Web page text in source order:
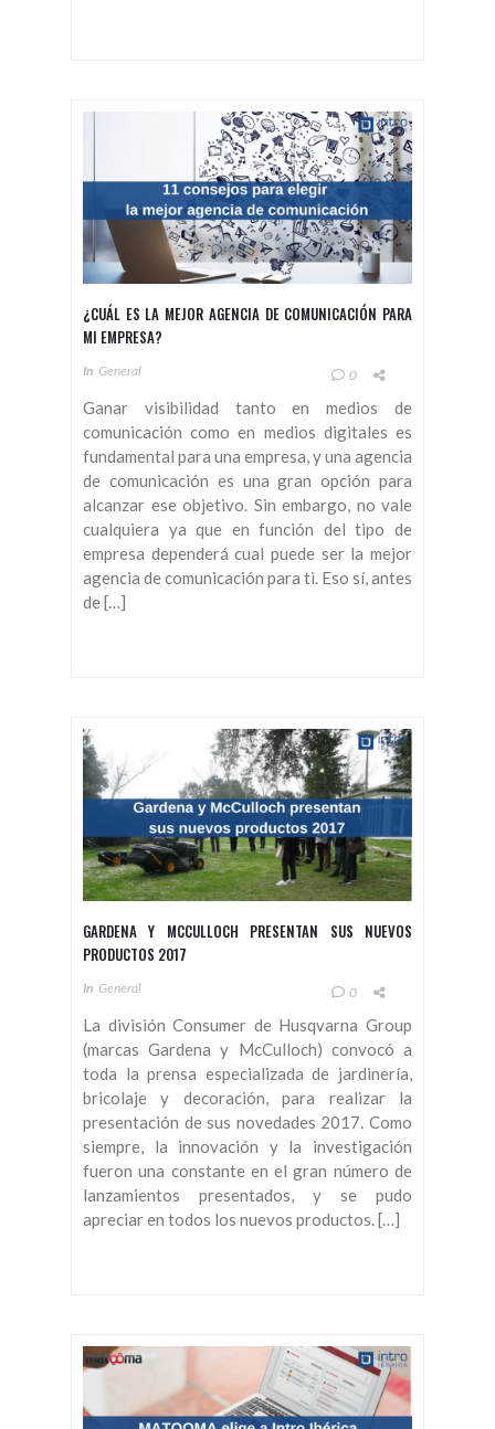
¿CUÁL ES LA MEJOR AGENCIA DE COMUNICACIÓN PARA
MI EMPRESA?
In General 0
Ganar visibilidad tanto en medios de
comunicación como en medios digitales es
fundamental para una empresa, y una agencia
de comunicación es una gran opción para
alcanzar ese objetivo. Sin embargo, no vale
cualquiera ya que en función del tipo de
empresa dependerá cual puede ser la mejor
agencia de comunicación para ti. Eso sí, antes
de […]
GARDENA Y MCCULLOCH PRESENTAN SUS NUEVOS
PRODUCTOS 2017
In General 0
La división Consumer de Husqvarna Group
(marcas Gardena y McCulloch) convocó a
toda la prensa especializada de jardinería,
bricolaje y decoración, para realizar la
presentación de sus novedades 2017. Como
siempre, la innovación y la investigación
fueron una constante en el gran número de
lanzamientos presentados, y se pudo
apreciar en todos los nuevos productos. […]